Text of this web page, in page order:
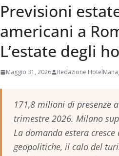
Previsioni
americani a
L’estate degli
Maggio 31, 2026 Redazione
171,8 milioni di presenze
trimestre 2026. Milano
La domanda estera
geopolitiche, il calo del